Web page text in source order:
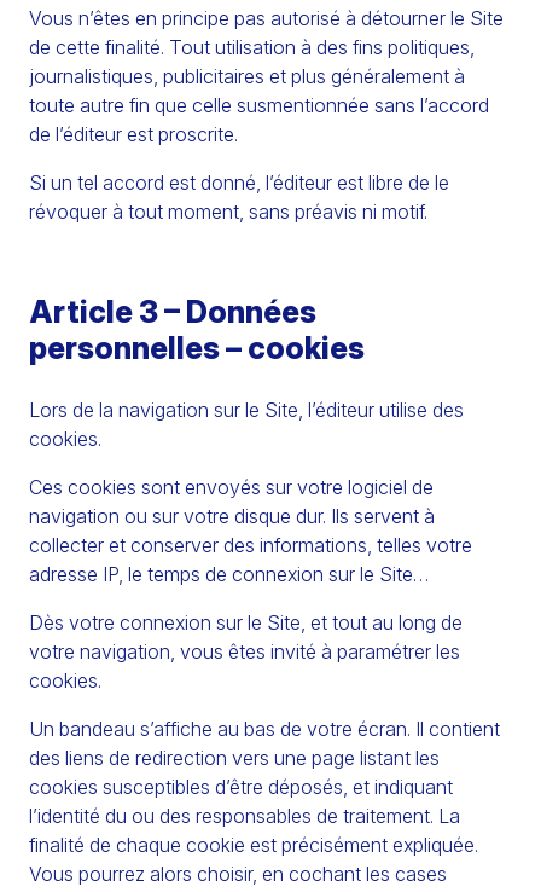
Vous n’êtes en principe pas autorisé à détourner le Site
de cette finalité. Tout utilisation à des fins politiques,
journalistiques, publicitaires et plus généralement à
toute autre fin que celle susmentionnée sans l’accord
de l’éditeur est proscrite.
Si un tel accord est donné, l’éditeur est libre de le
révoquer à tout moment, sans préavis ni motif.
Article 3 – Données
personnelles – cookies
Lors de la navigation sur le Site, l’éditeur utilise des
cookies.
Ces cookies sont envoyés sur votre logiciel de
navigation ou sur votre disque dur. Ils servent à
collecter et conserver des informations, telles votre
adresse IP, le temps de connexion sur le Site…
Dès votre connexion sur le Site, et tout au long de
votre navigation, vous êtes invité à paramétrer les
cookies.
Un bandeau s’affiche au bas de votre écran. Il contient
des liens de redirection vers une page listant les
cookies susceptibles d’être déposés, et indiquant
l’identité du ou des responsables de traitement. La
finalité de chaque cookie est précisément expliquée.
Vous pourrez alors choisir, en cochant les cases